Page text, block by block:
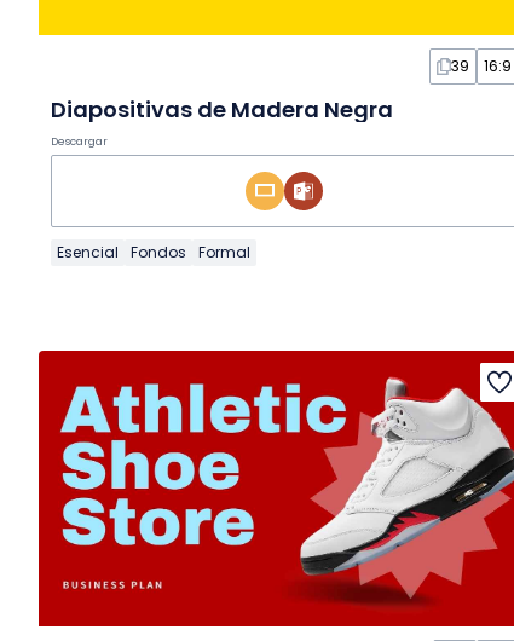
39 16:9
Diapositivas de Madera Negra
Descargar
Esencial Fondos Formal